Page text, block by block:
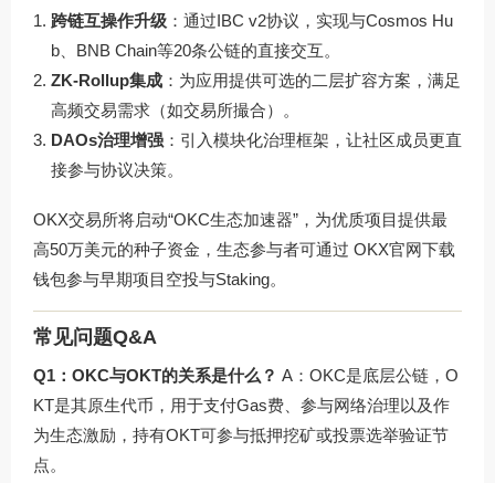
跨链互操作升级 ：通过IBC v2协议，实现与Cosmos Hu
b、BNB Chain等20条公链的直接交互。
ZK-Rollup集成 ：为应用提供可选的二层扩容方案，满足
高频交易需求（如交易所撮合）。
DAOs治理增强 ：引入模块化治理框架，让社区成员更直
接参与协议决策。
OKX交易所将启动“OKC生态加速器”，为优质项目提供最
高50万美元的种子资金，生态参与者可通过 OKX官网下载
钱包参与早期项目空投与Staking。
常见问题Q&A
Q1：OKC与OKT的关系是什么？ A：OKC是底层公链，O
KT是其原生代币，用于支付Gas费、参与网络治理以及作
为生态激励，持有OKT可参与抵押挖矿或投票选举验证节
点。